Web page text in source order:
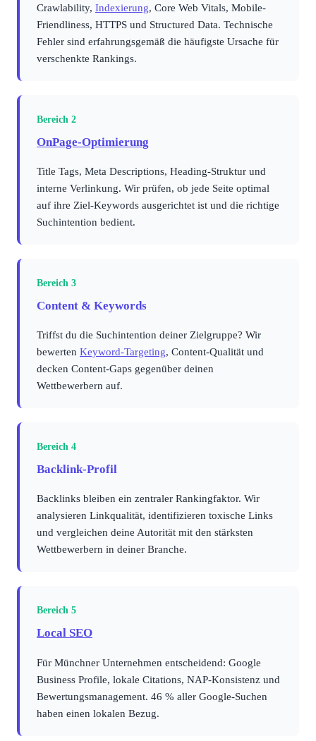
Crawlability, Indexierung, Core Web Vitals, Mobile-
Friendliness, HTTPS und Structured Data. Technische
Fehler sind erfahrungsgemäß die häufigste Ursache für
verschenkte Rankings.
Bereich 2
OnPage-Optimierung
Title Tags, Meta Descriptions, Heading-Struktur und
interne Verlinkung. Wir prüfen, ob jede Seite optimal
auf ihre Ziel-Keywords ausgerichtet ist und die richtige
Suchintention bedient.
Bereich 3
Content & Keywords
Triffst du die Suchintention deiner Zielgruppe? Wir
bewerten Keyword-Targeting, Content-Qualität und
decken Content-Gaps gegenüber deinen
Wettbewerbern auf.
Bereich 4
Backlink-Profil
Backlinks bleiben ein zentraler Rankingfaktor. Wir
analysieren Linkqualität, identifizieren toxische Links
und vergleichen deine Autorität mit den stärksten
Wettbewerbern in deiner Branche.
Bereich 5
Local SEO
Für Münchner Unternehmen entscheidend: Google
Business Profile, lokale Citations, NAP-Konsistenz und
Bewertungsmanagement. 46 % aller Google-Suchen
haben einen lokalen Bezug.